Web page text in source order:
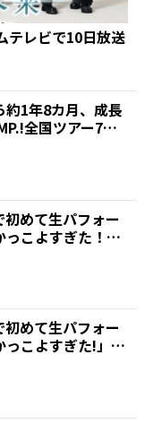
テレビで10日放送
約1年8カ月、成長
全国ツアー7万5
初めて生パフォー
っこよすぎた！」
初めて生パフォー
こよすぎた!」